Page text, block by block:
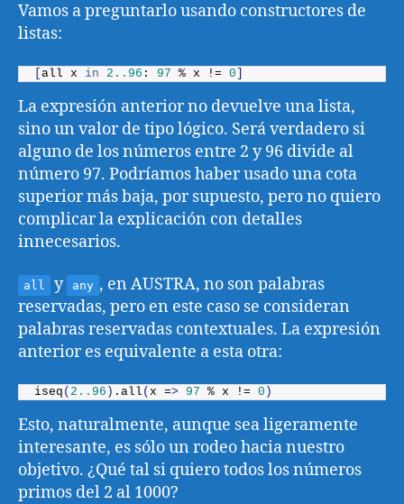
Vamos a preguntarlo usando constructores de
listas:
[all x in 2. .96 : 97 % x != 0]
La expresión anterior no devuelve una lista,
sino un valor de tipo lógico. Será verdadero si
alguno de los números entre 2 y 96 divide al
número 97. Podríamos haber usado una cota
superior más baja, por supuesto, pero no quiero
complicar la explicación con detalles
innecesarios.
all y any , en AUSTRA, no son palabras
reservadas, pero en este caso se consideran
palabras reservadas contextuales. La expresión
anterior es equivalente a esta otra:
iseq ( 2. .96 ) . all (x => 97 % x != 0 )
Esto, naturalmente, aunque sea ligeramente
interesante, es sólo un rodeo hacia nuestro
objetivo. ¿Qué tal si quiero todos los números
primos del 2 al 1000?